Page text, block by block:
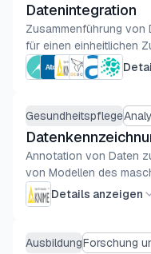
Datenintegration
Zusammenführung von
für einen einheitlichen
Gesundheitspflege
Annotation von Daten
von Modellen des
Details anzeigen
AusbildungForschung